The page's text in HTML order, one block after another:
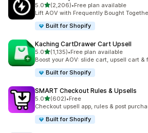
5.0별 5개 중
(2,206)
총 리뷰 2206개
•Free plan available
Lift AOV with Frequently Bought
Built for Shopify
Kaching CartDrawer Cart Upsell
5.0별 5개 중
(1,135)
총 리뷰 1135개
•Free plan available
Boost your AOV: slide cart, upsell cart &
Built for Shopify
SMART Checkout Rules & Upsells
5.0별 5개 중
(602)
총 리뷰 602개
•Free
Checkout upsell app, rules & post
Built for Shopify